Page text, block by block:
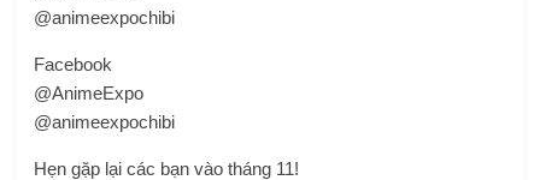
@animeexpochibi
Facebook
@AnimeExpo
@animeexpochibi
Hẹn gặp lại các bạn vào tháng 11!